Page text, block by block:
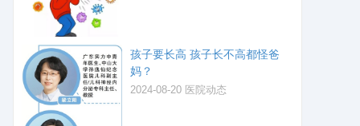
孩子要长高 孩子长不高都怪爸
妈？
2024-08-20 医院动态